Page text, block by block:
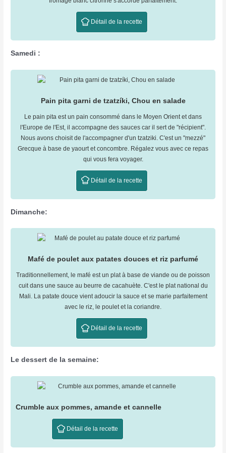
Détail de la recette
Samedi :
Pain pita garni de tzatzíki, Chou en salade
Le pain pita est un pain consommé dans le Moyen Orient et dans
l'Europe de l'Est, il accompagne des sauces car il sert de "récipient".
Nous avons choisit de l'accompagner d'un tzatziki. C'est un "mezzé"
Grecque à base de yaourt et concombre. Régalez vous avec ce repas
qui vous fera voyager.
Détail de la recette
Dimanche:
Mafé de poulet aux patates douces et riz parfumé
Traditionnellement, le mafé est un plat à base de viande ou de poisson
cuit dans une sauce au beurre de cacahuète. C'est le plat national du
Mali. La patate douce vient adoucir la sauce et se marie parfaitement
avec le riz, le poulet et la coriandre.
Détail de la recette
Le dessert de la semaine:
Crumble aux pommes, amande et cannelle
Détail de la recette